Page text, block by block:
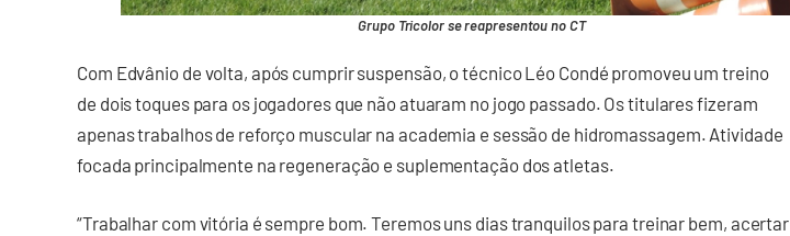
Grupo Tricolor se reapresentou no CT
Com Edvânio de volta, após cumprir suspensão, o técnico Léo Condé promoveu um treino
de dois toques para os jogadores que não atuaram no jogo passado. Os titulares fizeram
apenas trabalhos de reforço muscular na academia e sessão de hidromassagem. Atividade
focada principalmente na regeneração e suplementação dos atletas.
“Trabalhar com vitória é sempre bom. Teremos uns dias tranquilos para treinar bem, acertar